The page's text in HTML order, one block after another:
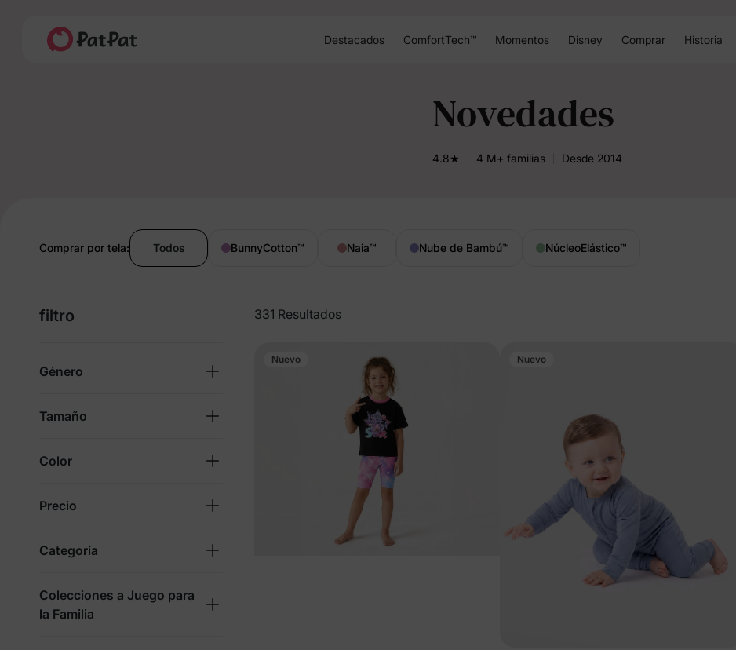
Destacados ComfortTech™ Momentos Disney Comprar Historia
Novedades
4.8★ 4 M+ familias Desde 2014
Comprar por tela: Todos BunnyCotton™ Naia™ Nube de Bambú™ NúcleoElástico™
331 Resultados
filtro
Género
Tamaño
Color
Precio
Categoría
Colecciones a Juego para
la Familia
Nuevo Nuevo